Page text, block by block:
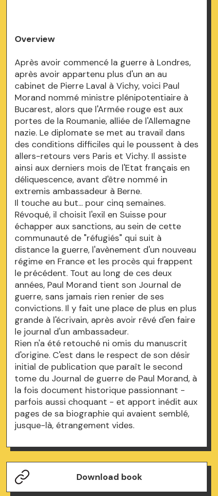
Overview
Après avoir commencé la guerre à Londres,
après avoir appartenu plus d'un an au
cabinet de Pierre Laval à Vichy, voici Paul
Morand nommé ministre plénipotentiaire à
Bucarest, alors que l'Armée rouge est aux
portes de la Roumanie, alliée de l'Allemagne
nazie. Le diplomate se met au travail dans
des conditions difficiles qui le poussent à des
allers-retours vers Paris et Vichy. Il assiste
ainsi aux derniers mois de l'Etat français en
déliquescence, avant d'être nommé in
extremis ambassadeur à Berne.
Il touche au but... pour cinq semaines.
Révoqué, il choisit l'exil en Suisse pour
échapper aux sanctions, au sein de cette
communauté de "réfugiés" qui suit à
distance la guerre, l'avènement d'un nouveau
régime en France et les procès qui frappent
le précédent. Tout au long de ces deux
années, Paul Morand tient son Journal de
guerre, sans jamais rien renier de ses
convictions. Il y fait une place de plus en plus
grande à l'écrivain, après avoir rêvé d'en faire
le journal d'un ambassadeur.
Rien n'a été retouché ni omis du manuscrit
d'origine. C'est dans le respect de son désir
initial de publication que paraît le second
tome du Journal de guerre de Paul Morand, à
la fois document historique passionnant -
parfois aussi choquant - et apport inédit aux
pages de sa biographie qui avaient semblé,
jusque-là, étrangement vides.
Download book